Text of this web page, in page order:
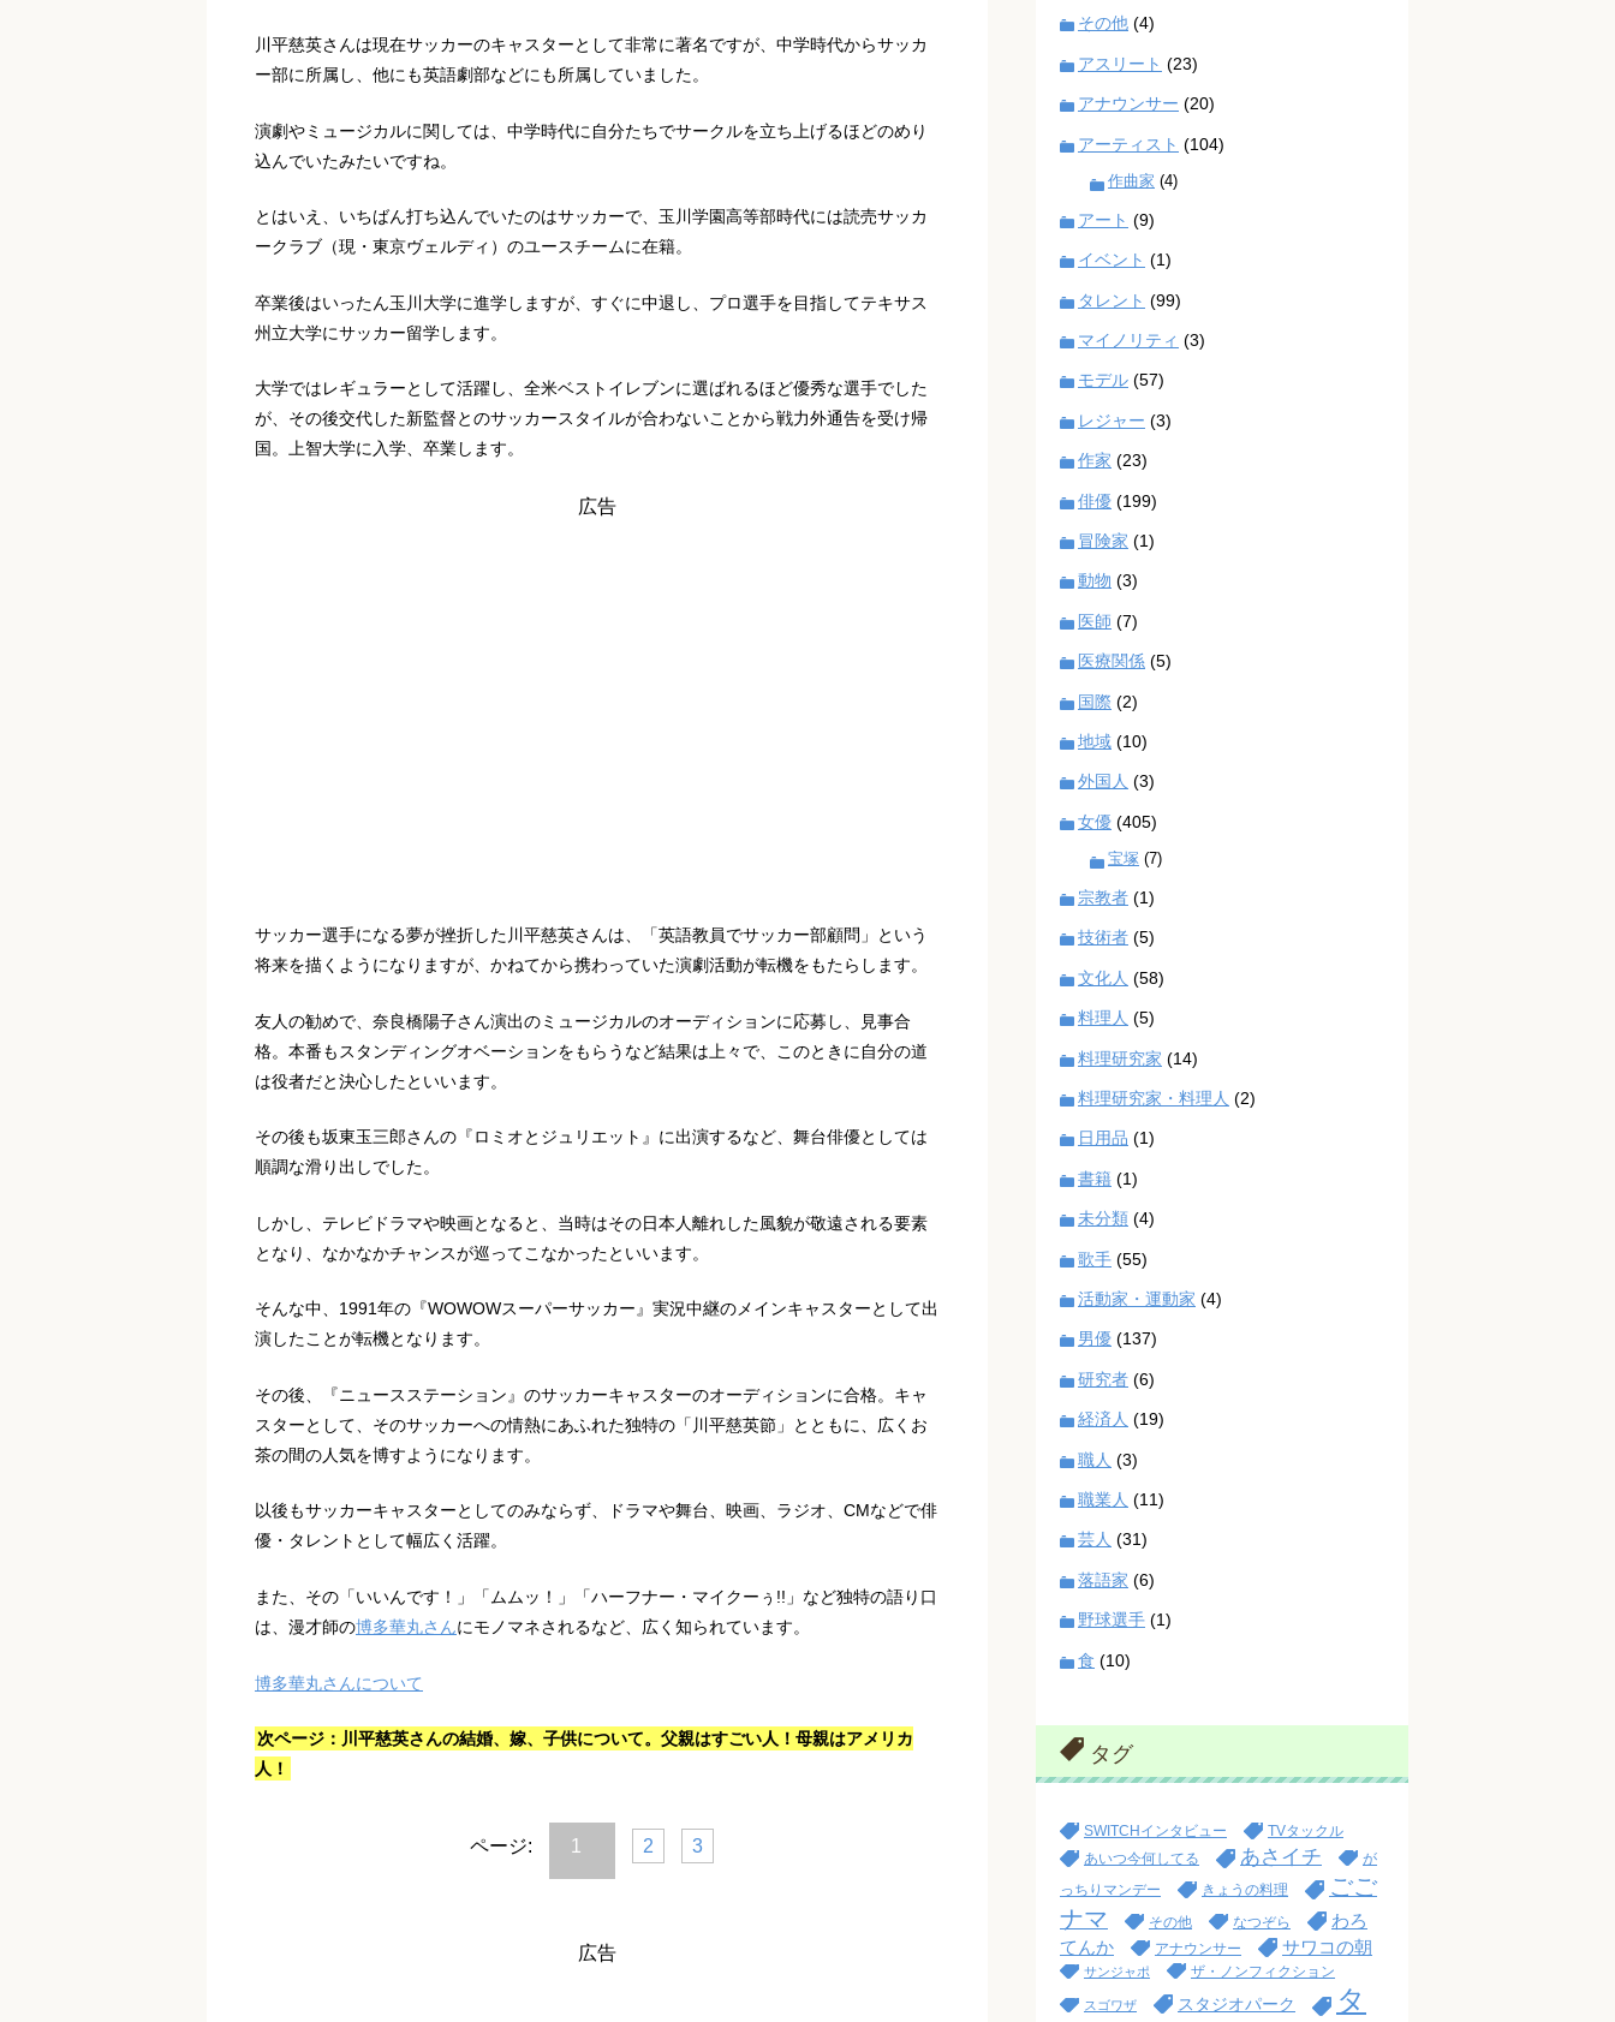
川平慈英さんは現在サッカーのキャスターとして非常に著名ですが、中学時代からサッカ
ー部に所属し、他にも英語劇部などにも所属していました。
演劇やミュージカルに関しては、中学時代に自分たちでサークルを立ち上げるほどのめり
込んでいたみたいですね。
とはいえ、いちばん打ち込んでいたのはサッカーで、玉川学園高等部時代には読売サッカ
ークラブ（現・東京ヴェルディ）のユースチームに在籍。
卒業後はいったん玉川大学に進学しますが、すぐに中退し、プロ選手を目指してテキサス
州立大学にサッカー留学します。
大学ではレギュラーとして活躍し、全米ベストイレブンに選ばれるほど優秀な選手でした
が、その後交代した新監督とのサッカースタイルが合わないことから戦力外通告を受け帰
国。上智大学に入学、卒業します。
広告
サッカー選手になる夢が挫折した川平慈英さんは、「英語教員でサッカー部顧問」という
将来を描くようになりますが、かねてから携わっていた演劇活動が転機をもたらします。
友人の勧めで、奈良橋陽子さん演出のミュージカルのオーディションに応募し、見事合
格。本番もスタンディングオベーションをもらうなど結果は上々で、このときに自分の道
は役者だと決心したといいます。
その後も坂東玉三郎さんの『ロミオとジュリエット』に出演するなど、舞台俳優としては
順調な滑り出しでした。
しかし、テレビドラマや映画となると、当時はその日本人離れした風貌が敬遠される要素
となり、なかなかチャンスが巡ってこなかったといいます。
そんな中、1991年の『WOWOWスーパーサッカー』実況中継のメインキャスターとして出
演したことが転機となります。
その後、『ニュースステーション』のサッカーキャスターのオーディションに合格。キャ
スターとして、そのサッカーへの情熱にあふれた独特の「川平慈英節」とともに、広くお
茶の間の人気を博すようになります。
以後もサッカーキャスターとしてのみならず、ドラマや舞台、映画、ラジオ、CMなどで俳
優・タレントとして幅広く活躍。
また、その「いいんです！」「ムムッ！」「ハーフナー・マイクーぅ!!」など独特の語り口
は、漫才師の博多華丸さんにモノマネされるなど、広く知られています。
博多華丸さんについて
次ページ：川平慈英さんの結婚、嫁、子供について。父親はすごい人！母親はアメリカ
人！
ページ: 1 2 3
広告
その他 (4)
アスリート (23)
アナウンサー (20)
アーティスト (104)
作曲家 (4)
アート (9)
イベント (1)
タレント (99)
マイノリティ (3)
モデル (57)
レジャー (3)
作家 (23)
俳優 (199)
冒険家 (1)
動物 (3)
医師 (7)
医療関係 (5)
国際 (2)
地域 (10)
外国人 (3)
女優 (405)
宝塚 (7)
宗教者 (1)
技術者 (5)
文化人 (58)
料理人 (5)
料理研究家 (14)
料理研究家・料理人 (2)
日用品 (1)
書籍 (1)
未分類 (4)
歌手 (55)
活動家・運動家 (4)
男優 (137)
研究者 (6)
経済人 (19)
職人 (3)
職業人 (11)
芸人 (31)
落語家 (6)
野球選手 (1)
食 (10)
タグ
SWITCHインタビュー
TVタックル
あいつ今何してる
あさイチ
が
っちりマンデー
きょうの料理
ごご
ナマ
その他 なつぞら
わろ
てんか
アナウンサー サワコの朝
サンジャポ ザ・ノンフィクション
スゴワザ スタジオパーク タ